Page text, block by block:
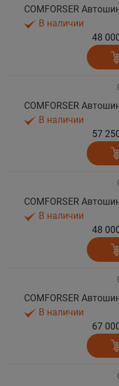
В наличии
48
В наличии
57
В наличии
48
В наличии
67